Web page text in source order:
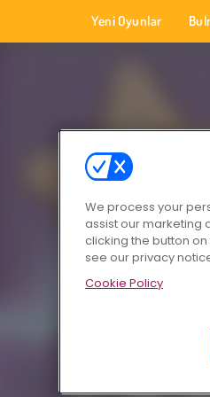
Yeni Oyunlar
We process your
assist our marketing
clicking the button
see our privacy
Cookie Policy